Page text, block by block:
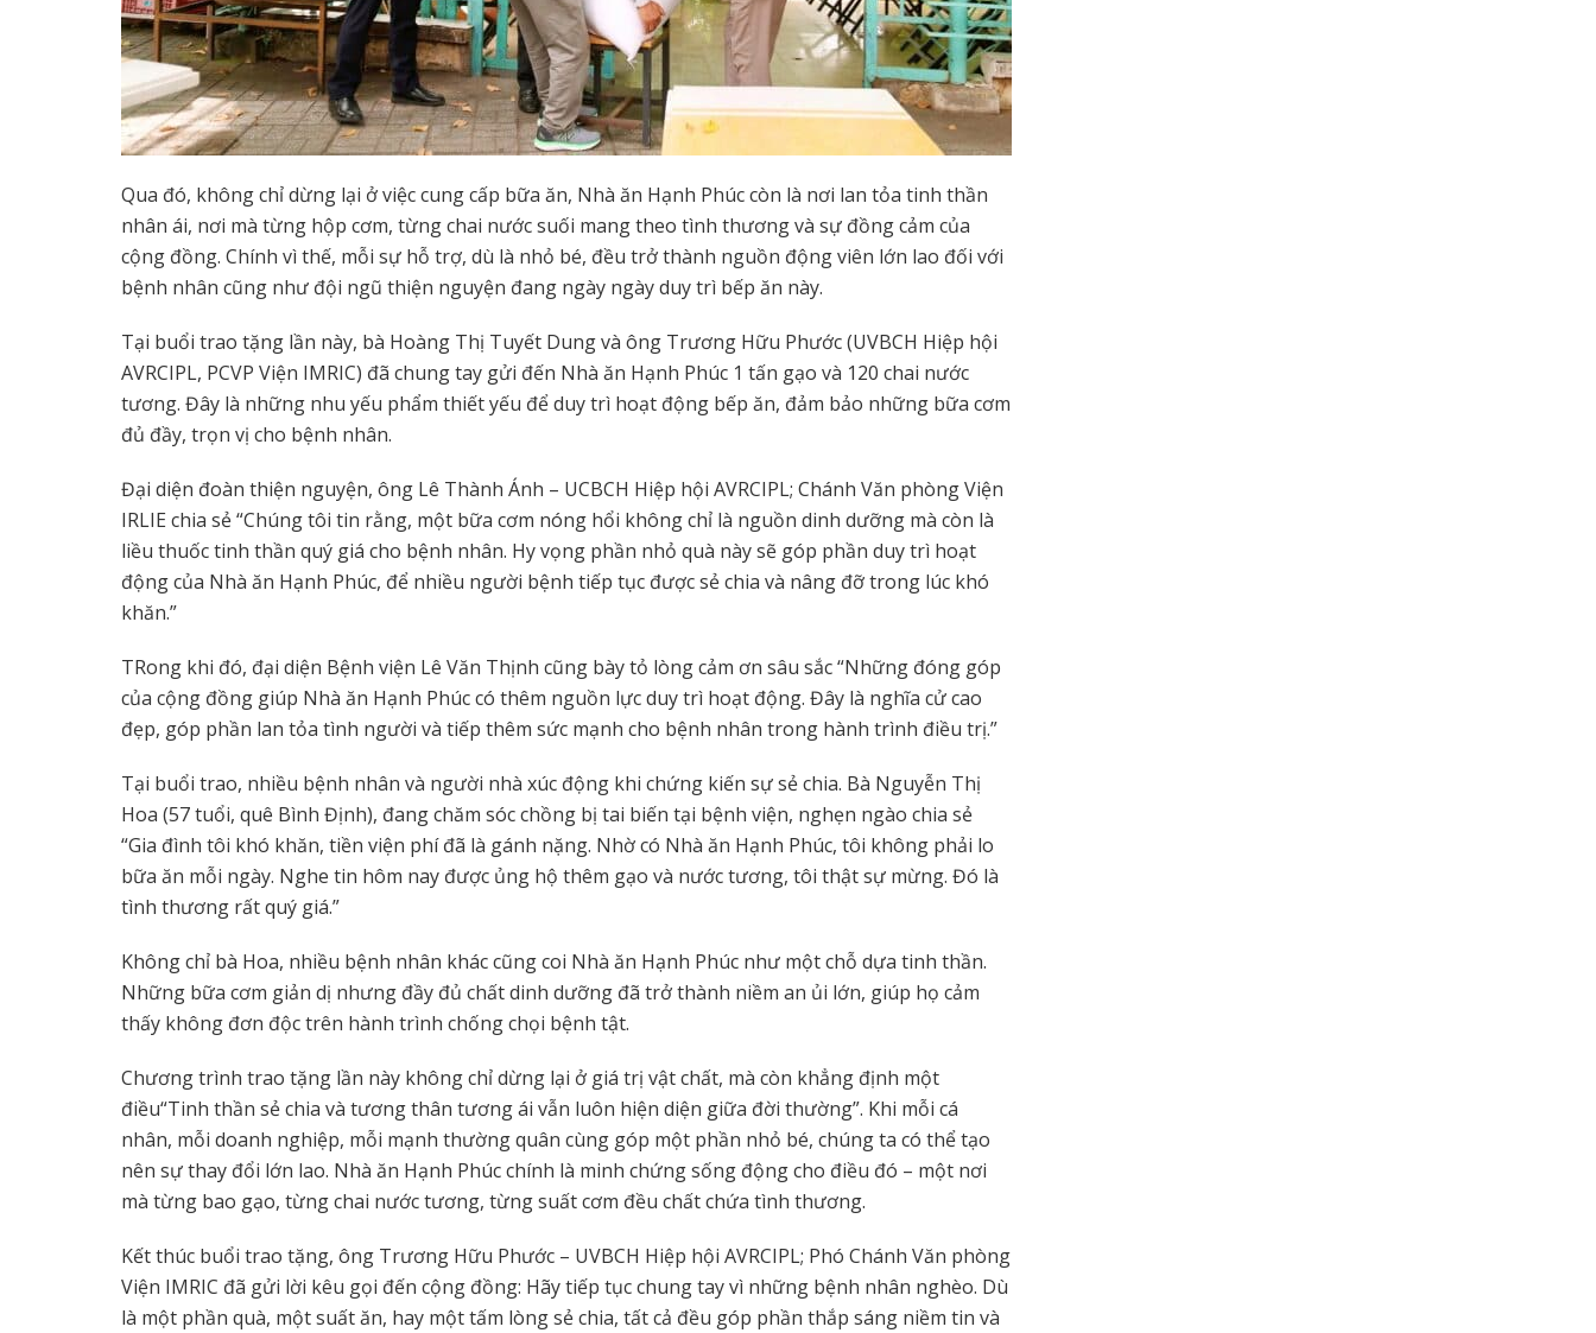
Qua đó, không chỉ dừng lại ở việc cung cấp bữa ăn, Nhà ăn Hạnh Phúc còn là nơi lan tỏa tinh thần
nhân ái, nơi mà từng hộp cơm, từng chai nước suối mang theo tình thương và sự đồng cảm của
cộng đồng. Chính vì thế, mỗi sự hỗ trợ, dù là nhỏ bé, đều trở thành nguồn động viên lớn lao đối với
bệnh nhân cũng như đội ngũ thiện nguyện đang ngày ngày duy trì bếp ăn này.
Tại buổi trao tặng lần này, bà Hoàng Thị Tuyết Dung và ông Trương Hữu Phước (UVBCH Hiệp hội
AVRCIPL, PCVP Viện IMRIC) đã chung tay gửi đến Nhà ăn Hạnh Phúc 1 tấn gạo và 120 chai nước
tương. Đây là những nhu yếu phẩm thiết yếu để duy trì hoạt động bếp ăn, đảm bảo những bữa cơm
đủ đầy, trọn vị cho bệnh nhân.
Đại diện đoàn thiện nguyện, ông Lê Thành Ánh – UCBCH Hiệp hội AVRCIPL; Chánh Văn phòng Viện
IRLIE chia sẻ “Chúng tôi tin rằng, một bữa cơm nóng hổi không chỉ là nguồn dinh dưỡng mà còn là
liều thuốc tinh thần quý giá cho bệnh nhân. Hy vọng phần nhỏ quà này sẽ góp phần duy trì hoạt
động của Nhà ăn Hạnh Phúc, để nhiều người bệnh tiếp tục được sẻ chia và nâng đỡ trong lúc khó
khăn.”
TRong khi đó, đại diện Bệnh viện Lê Văn Thịnh cũng bày tỏ lòng cảm ơn sâu sắc “Những đóng góp
của cộng đồng giúp Nhà ăn Hạnh Phúc có thêm nguồn lực duy trì hoạt động. Đây là nghĩa cử cao
đẹp, góp phần lan tỏa tình người và tiếp thêm sức mạnh cho bệnh nhân trong hành trình điều trị.”
Tại buổi trao, nhiều bệnh nhân và người nhà xúc động khi chứng kiến sự sẻ chia. Bà Nguyễn Thị
Hoa (57 tuổi, quê Bình Định), đang chăm sóc chồng bị tai biến tại bệnh viện, nghẹn ngào chia sẻ
“Gia đình tôi khó khăn, tiền viện phí đã là gánh nặng. Nhờ có Nhà ăn Hạnh Phúc, tôi không phải lo
bữa ăn mỗi ngày. Nghe tin hôm nay được ủng hộ thêm gạo và nước tương, tôi thật sự mừng. Đó là
tình thương rất quý giá.”
Không chỉ bà Hoa, nhiều bệnh nhân khác cũng coi Nhà ăn Hạnh Phúc như một chỗ dựa tinh thần.
Những bữa cơm giản dị nhưng đầy đủ chất dinh dưỡng đã trở thành niềm an ủi lớn, giúp họ cảm
thấy không đơn độc trên hành trình chống chọi bệnh tật.
Chương trình trao tặng lần này không chỉ dừng lại ở giá trị vật chất, mà còn khẳng định một
điều“Tinh thần sẻ chia và tương thân tương ái vẫn luôn hiện diện giữa đời thường”. Khi mỗi cá
nhân, mỗi doanh nghiệp, mỗi mạnh thường quân cùng góp một phần nhỏ bé, chúng ta có thể tạo
nên sự thay đổi lớn lao. Nhà ăn Hạnh Phúc chính là minh chứng sống động cho điều đó – một nơi
mà từng bao gạo, từng chai nước tương, từng suất cơm đều chất chứa tình thương.
Kết thúc buổi trao tặng, ông Trương Hữu Phước – UVBCH Hiệp hội AVRCIPL; Phó Chánh Văn phòng
Viện IMRIC đã gửi lời kêu gọi đến cộng đồng: Hãy tiếp tục chung tay vì những bệnh nhân nghèo. Dù
là một phần quà, một suất ăn, hay một tấm lòng sẻ chia, tất cả đều góp phần thắp sáng niềm tin và